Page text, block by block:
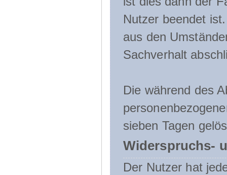
Nutzer beendet
aus den
Sachverhalt
Die während des
sieben Tagen
Widerspruchs-
Der Nutzer hat